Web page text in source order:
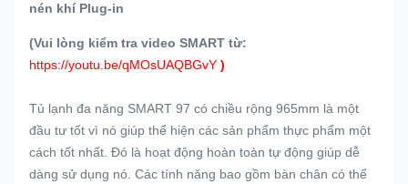
nén khí Plug-in
(Vui lòng kiểm tra video SMART từ:
https://youtu.be/qMOsUAQBGvY )
Tủ lạnh đa năng SMART 97 có chiều rộng 965mm là một
đầu tư tốt vì nó giúp thể hiện các sản phẩm thực phẩm một
cách tốt nhất. Đó là hoạt động hoàn toàn tự động giúp dễ
dàng sử dụng nó. Các tính năng bao gồm bàn chân có thể